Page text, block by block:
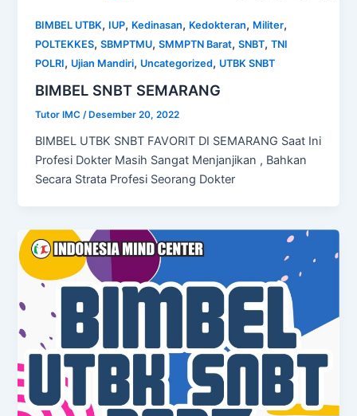
BIMBEL UTBK, IUP, Kedinasan, Kedokteran, Militer,
POLTEKKES,SBMPTMU,SMMPTN Barat,SNBT,TNI
POLRI, Ujian Mandiri, Uncategorized, UTBK SNBT
BIMBEL SNBT SEMARANG
Tutor IMC/ Desember 20, 2022
BIMBEL UTBK SNBT FAVORIT DI SEMARANG Saat Ini
Profesi Dokter Masih Sangat Menjanjikan , Bahkan
Secara Strata Profesi Seorang Dokter